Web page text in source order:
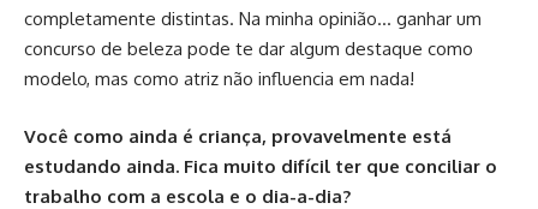
completamente distintas. Na minha opinião… ganhar um
concurso de beleza pode te dar algum destaque como
modelo, mas como atriz não influencia em nada!
Você como ainda é criança, provavelmente está
estudando ainda. Fica muito difícil ter que conciliar o
trabalho com a escola e o dia-a-dia?